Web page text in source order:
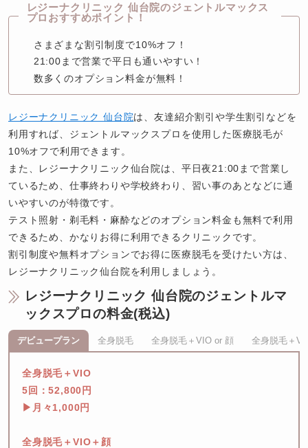
レジーナクリニック 仙台院のジェントルマックス
プロおすすめポイント！
さまざまな割引制度で10%オフ！
21:00まで営業で平日も通いやすい！
数多くのオプション料金が無料！
レジーナクリニック 仙台院は、友達紹介割引や学生割引などを
利用すれば、ジェントルマックスプロを使用した医療脱毛が
10%オフで利用できます。
また、レジーナクリニック仙台院は、平日夜21:00まで営業し
ているため、仕事終わりや学校終わり、習い事のあとなどに通
いやすいのが特徴です。
テスト照射・剃毛料・麻酔などのオプション料金も無料で利用
できるため、かなりお得に利用できるクリニックです。
割引制度や無料オプションでお得に医療脱毛を受けたい方は、
レジーナクリニック仙台院を利用しましょう。
レジーナクリニック 仙台院のジェントルマ
ックスプロの料金(税込)
デビュープラン 全身脱毛 全身脱毛＋VIO or 顔 全身脱毛＋
全身脱毛＋VIO
5回：52,800円
▶月々1,000円
全身脱毛＋VIO＋顔